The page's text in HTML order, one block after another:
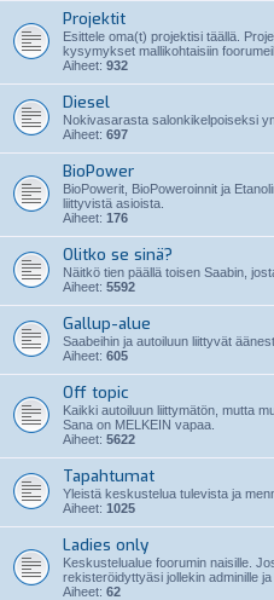
Projektit
Esittele oma(t) projektisi täällä.
kysymykset mallikohtaisiin
Aiheet: 932
Diesel
Nokivasarasta salonkikelpoiseksi
Aiheet: 697
BioPower
BioPowerit, BioPoweroinnit ja
liittyvistä asioista.
Aiheet: 176
Olitko se sinä?
Näitkö tien päällä toisen Saabin,
Aiheet: 5592
Gallup-alue
Saabeihin ja autoiluun liittyvät
Aiheet: 605
Off topic
Kaikki autoiluun liittymätön, mutta
Sana on MELKEIN vapaa.
Aiheet: 5622
Tapahtumat
Yleistä keskustelua tulevista ja
Aiheet: 1025
Ladies only
Keskustelualue foorumin naisille.
rekisteröidyttyäsi jollekin adminille
Aiheet: 62